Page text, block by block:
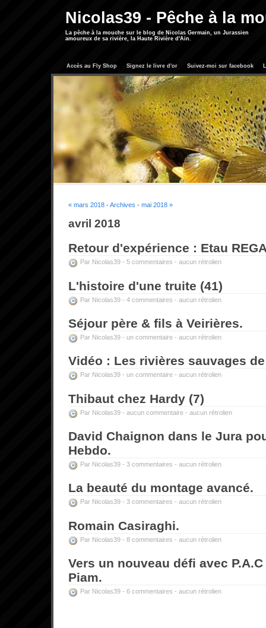
Nicolas39 - Pêche à la
La pêche à la mouche sur le blog de Nicolas Germain, un Jurassien
amoureux de sa rivière, la Haute Rivière d'Ain.
Accès au Fly Shop Signez le livre d'or Suivez-moi sur facebook
« mars 2018 -Archives - mai 2018 »
avril 2018
Retour d'expérience : Etau
Par Nicolas39 - 5 commentaires - aucun rétrolien
L'histoire d'une truite (41)
Par Nicolas39 - 4 commentaires - aucun rétrolien
Séjour père & fils à Veirières.
Par Nicolas39 - un commentaire - aucun rétrolien
Vidéo : Les rivières sauvages
Par Nicolas39 - un commentaire - aucun rétrolien
Thibaut chez Hardy (7)
Par Nicolas39 - aucun commentaire - aucun rétrolien
David Chaignon dans le Jura
Hebdo.
Par Nicolas39 - 3 commentaires - aucun rétrolien
La beauté du montage avancé.
Par Nicolas39 - 3 commentaires - aucun rétrolien
Romain Casiraghi.
Par Nicolas39 - 8 commentaires - aucun rétrolien
Vers un nouveau défi avec
Piam.
Par Nicolas39 - 6 commentaires - aucun rétrolien